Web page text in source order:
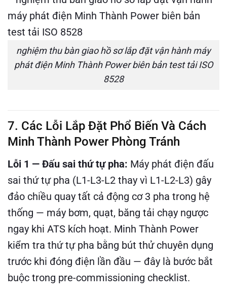
nghiệm thu bàn giao hồ sơ lắp đặt vận hành máy
phát điện Minh Thành Power biên bản test tải ISO
8528
7. Các Lỗi Lắp Đặt Phổ Biến Và Cách
Minh Thành Power Phòng Tránh
Lỗi 1 — Đấu sai thứ tự pha: Máy phát điện đấu
sai thứ tự pha (L1-L3-L2 thay vì L1-L2-L3) gây
đảo chiều quay tất cả động cơ 3 pha trong hệ
thống — máy bơm, quạt, băng tải chạy ngược
ngay khi ATS kích hoạt. Minh Thành Power
kiểm tra thứ tự pha bằng bút thử chuyên dụng
trước khi đóng điện lần đầu — đây là bước bắt
buộc trong pre-commissioning checklist.